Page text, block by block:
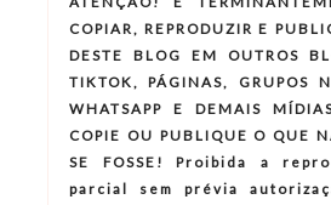
COPIAR, REPRODUZIR E
DESTE BLOG EM OUTROS
TIKTOK, PÁGINAS, GRUPOS
WHATSAPP E DEMAIS
COPIE OU PUBLIQUE O QUE
SE FOSSE! Proibida a
parcial sem prévia